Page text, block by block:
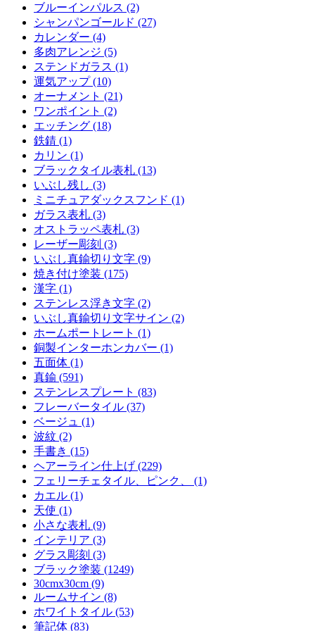
ブルーインパルス (2)
シャンパンゴールド (27)
カレンダー (4)
多肉アレンジ (5)
ステンドガラス (1)
運気アップ (10)
オーナメント (21)
ワンポイント (2)
エッチング (18)
鉄錆 (1)
カリン (1)
ブラックタイル表札 (13)
いぶし残し (3)
ミニチュアダックスフンド (1)
ガラス表札 (3)
オストラッペ表札 (3)
レーザー彫刻 (3)
いぶし真鍮切り文字 (9)
焼き付け塗装 (175)
漢字 (1)
ステンレス浮き文字 (2)
いぶし真鍮切り文字サイン (2)
ホームポートレート (1)
銅製インターホンカバー (1)
五面体 (1)
真鍮 (591)
ステンレスプレート (83)
フレーバータイル (37)
ベージュ (1)
波紋 (2)
手書き (15)
ヘアーライン仕上げ (229)
フェリーチェタイル、ピンク、 (1)
カエル (1)
天使 (1)
小さな表札 (9)
インテリア (3)
グラス彫刻 (3)
ブラック塗装 (1249)
30cmx30cm (9)
ルームサイン (8)
ホワイトタイル (53)
筆記体 (83)